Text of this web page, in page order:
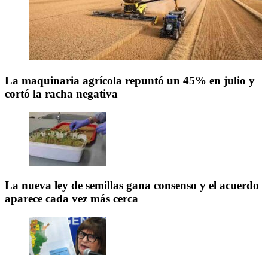
La maquinaria agrícola repuntó un 45% en julio y
cortó la racha negativa
La nueva ley de semillas gana consenso y el acuerdo
aparece cada vez más cerca